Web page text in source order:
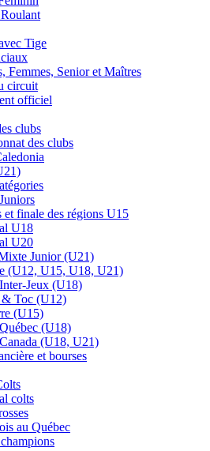
Tige
Femmes, Senior et Maîtres
circuit
officiel
clubs
des clubs
et finale des régions U15
U18
U20
Junior (U21)
(U12, U15, U18, U21)
Jeux (U18)
& Toc (U12)
(U15)
(U18)
(U18, U21)
et bourses
colts
au Québec